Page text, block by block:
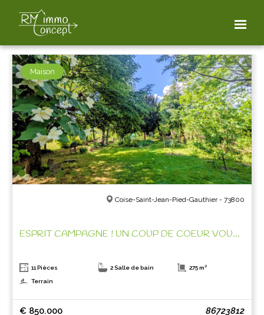
FILTER THE PROPERTIES
Maison
Coise-Saint-Jean-Pied-Gauthier - 73800
ESPRIT CAMPAGNE ! UN COUP DE COEUR VOUS ATTEND!
11 Pièces 2 Salle de bain 275 m²
Terrain
€ 850.000 86723812